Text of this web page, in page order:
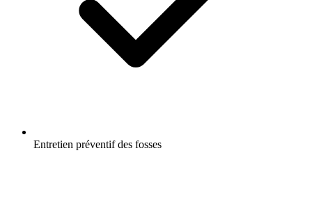
Entretien préventif des fosses